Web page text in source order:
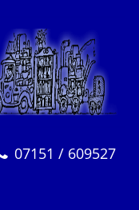
07151 / 609527